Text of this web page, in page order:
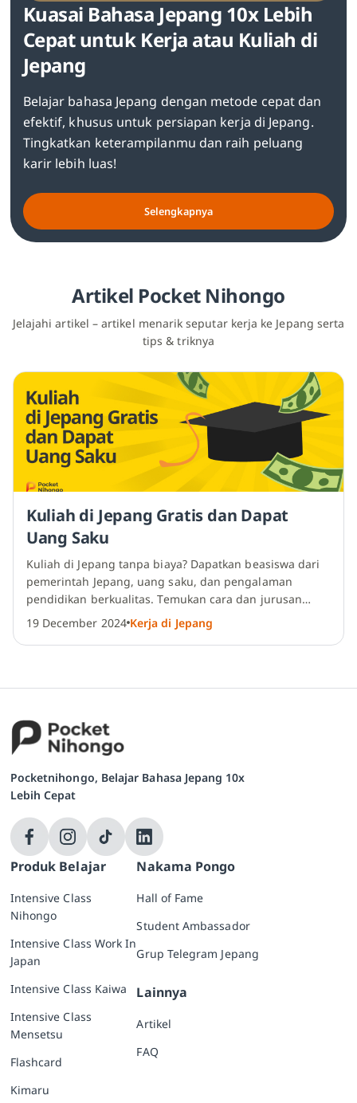
Kuasai Bahasa Jepang 10x Lebih
Cepat untuk Kerja atau Kuliah di
Jepang
Belajar bahasa Jepang dengan metode cepat dan
efektif, khusus untuk persiapan kerja di Jepang.
Tingkatkan keterampilanmu dan raih peluang
karir lebih luas!
Selengkapnya
Artikel Pocket Nihongo
Jelajahi artikel – artikel menarik seputar kerja ke Jepang serta
tips & triknya
Kuliah di Jepang Gratis dan Dapat
Uang Saku
Kuliah di Jepang tanpa biaya? Dapatkan beasiswa dari
pemerintah Jepang, uang saku, dan pengalaman
pendidikan berkualitas. Temukan cara dan jurusan
populer di Jepang di sini!
19 December 2024 Kerja di Jepang
Pocketnihongo, Belajar Bahasa Jepang 10x
Lebih Cepat
Produk Belajar
Intensive Class
Nihongo
Intensive Class Work In
Japan
Intensive Class Kaiwa
Intensive Class
Mensetsu
Flashcard
Kimaru
Nakama Pongo
Hall of Fame
Student Ambassador
Grup Telegram Jepang
Lainnya
Artikel
FAQ